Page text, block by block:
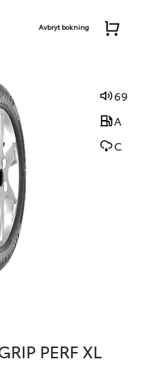
Avbryt bokning
69
A
C
PERF XL